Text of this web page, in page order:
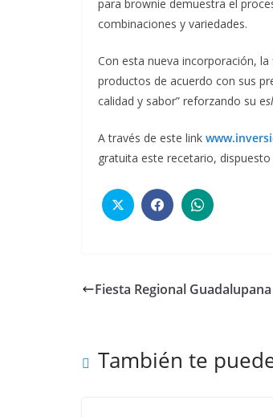
para brownie demuestra el
combinaciones y variedades.
Con esta nueva incorporación,
productos de acuerdo con sus
calidad y sabor” reforzando su e
A través de este link
gratuita este recetario,
Fiesta Regional
También te